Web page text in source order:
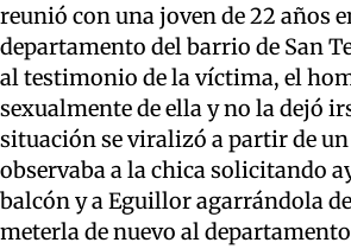
reunió con una joven de 22 años
departamento del barrio de San
al testimonio de la víctima, el
sexualmente de ella y no la dejó
situación se viralizó a partir de un
observaba a la chica solicitando
balcón y a Eguillor agarrándola
meterla de nuevo al